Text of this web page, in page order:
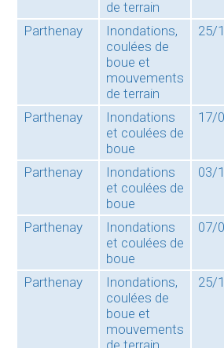
de terrain
Parthenay
Inondations,
coulées de
boue et
mouvements
de terrain
25/
Parthenay
Inondations
et coulées de
boue
17/
Parthenay
Inondations
et coulées de
boue
03/
Parthenay
Inondations
et coulées de
boue
07/
Parthenay
Inondations,
coulées de
boue et
mouvements
de terrain
25/